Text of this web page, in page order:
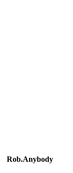
Rob.Anybody